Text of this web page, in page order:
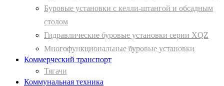
Буровые установки с келли-штангой и обсадным
столом
Гидравлические буровые установки серии XQZ
Многофункциональные буровые установки
Коммерческий транспорт
Тягачи
Коммунальная техника